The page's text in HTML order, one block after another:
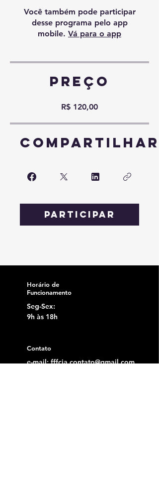
Você também pode participar
desse programa pelo app
mobile. Vá para o app
Preço
R$ 120,00
Compartilhar
Participar
Horário de
Funcionamento
Seg-Sex:
9h às 18h
Contato
e-mail:fffcia.contato@gmail.com